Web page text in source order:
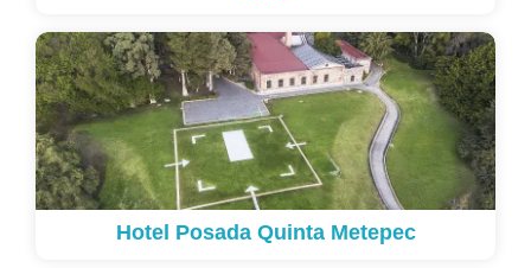
Hotel Posada Quinta Metepec